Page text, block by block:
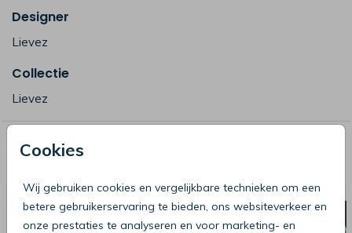
Cookies
Wij gebruiken cookies en vergelijkbare technieken om een
betere gebruikerservaring te bieden, ons websiteverkeer en
onze prestaties te analyseren en voor marketing- en
Designer
Lievez
Collectie
Lievez
Deze producten zijn wellicht ook iets